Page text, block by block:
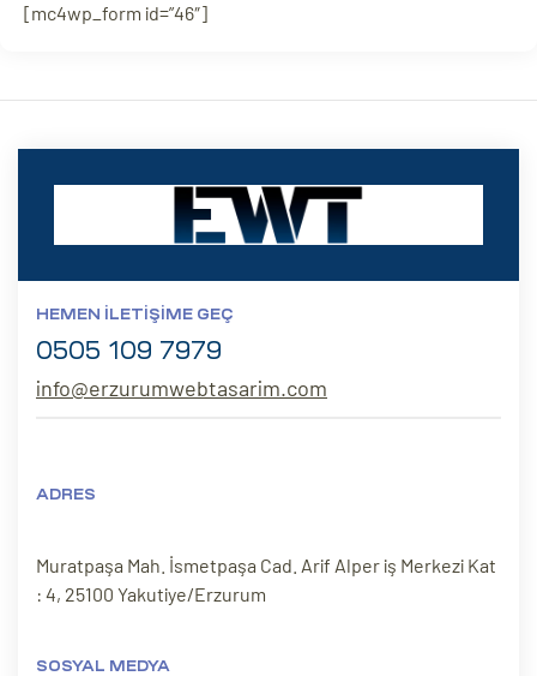
[mc4wp_form id=”46″]
HEMEN İLETIŞIME GEÇ
0505 109 7979
info@erzurumwebtasarim.com
ADRES
Muratpaşa Mah. İsmetpaşa Cad. Arif Alper iş Merkezi Kat
: 4, 25100 Yakutiye/Erzurum
SOSYAL MEDYA